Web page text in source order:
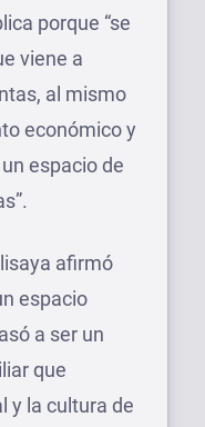
porque “se
viene a
al mismo
económico y
espacio de
afirmó
espacio
a ser un
que
y la cultura de